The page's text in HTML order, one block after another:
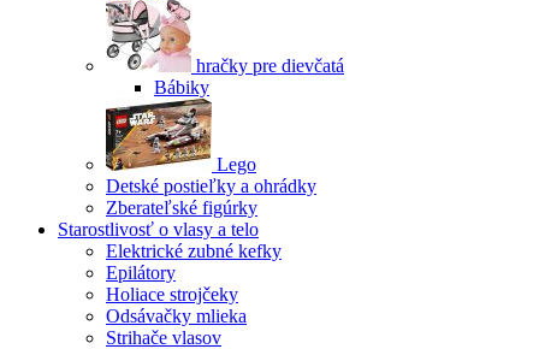
hračky pre dievčatá
Bábiky
Lego
Detské postieľky a ohrádky
Zberateľské figúrky
Starostlivosť o vlasy a telo
Elektrické zubné kefky
Epilátory
Holiace strojčeky
Odsávačky mlieka
Strihače vlasov